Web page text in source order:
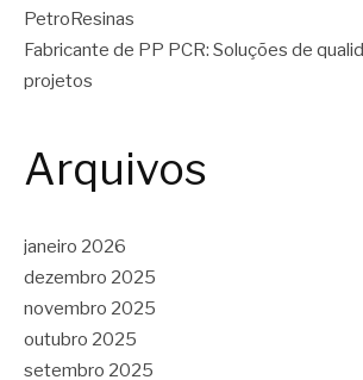
PetroResinas
Fabricante de PP PCR: Soluções de
projetos
Arquivos
janeiro 2026
dezembro 2025
novembro 2025
outubro 2025
setembro 2025